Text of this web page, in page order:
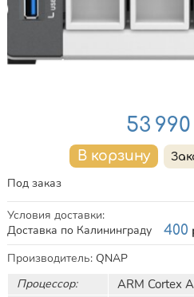
Цена
53 990
Под заказ
Условия доставки:
Доставка по Калининграду
400
Характеристики
Производитель: QNAP
Процессор:
ARM Cortex